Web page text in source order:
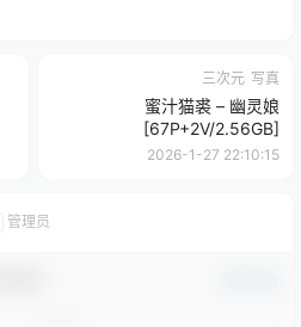
三次元 写真
蜜汁猫裘 – 幽灵娘
[67P+2V/2.56GB]
2026-1-27 22:10:15
管理员